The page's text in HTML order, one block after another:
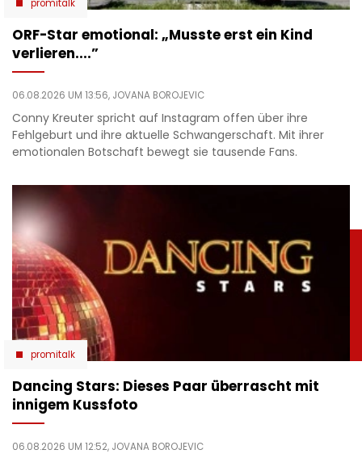
promitalk
ORF-Star emotional: „Musste erst ein Kind
verlieren....”
06.08.2026 UM 13:56, JOVANA BOROJEVIC
Conny Kreuter spricht auf Instagram offen über ihre
Fehlgeburt und ihre aktuelle Schwangerschaft. Mit ihrer
emotionalen Botschaft bewegt sie tausende Fans.
promitalk
Dancing Stars: Dieses Paar überrascht mit
innigem Kussfoto
06.08.2026 UM 12:52, JOVANA BOROJEVIC